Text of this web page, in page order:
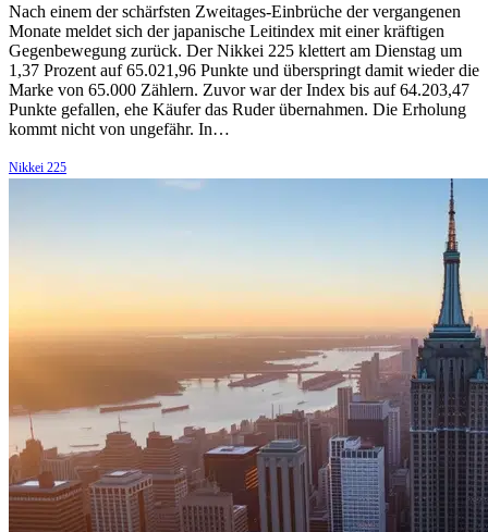
Nach einem der schärfsten Zweitages-Einbrüche der vergangenen
Monate meldet sich der japanische Leitindex mit einer kräftigen
Gegenbewegung zurück. Der Nikkei 225 klettert am Dienstag um
1,37 Prozent auf 65.021,96 Punkte und überspringt damit wieder die
Marke von 65.000 Zählern. Zuvor war der Index bis auf 64.203,47
Punkte gefallen, ehe Käufer das Ruder übernahmen. Die Erholung
kommt nicht von ungefähr. In…
Nikkei 225